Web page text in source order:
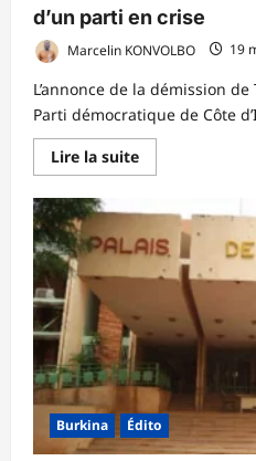
d’un parti en crise
Marcelin KONVOLBO 19
L’annonce de la démission
Parti démocratique de Côte
Lire la suiteEn
savoir
Côte
d’Ivoire
/
politique:
Derrière
démission
de
Tidjane
les
fractures
d’un
parti
en
crise
Burkina Édito